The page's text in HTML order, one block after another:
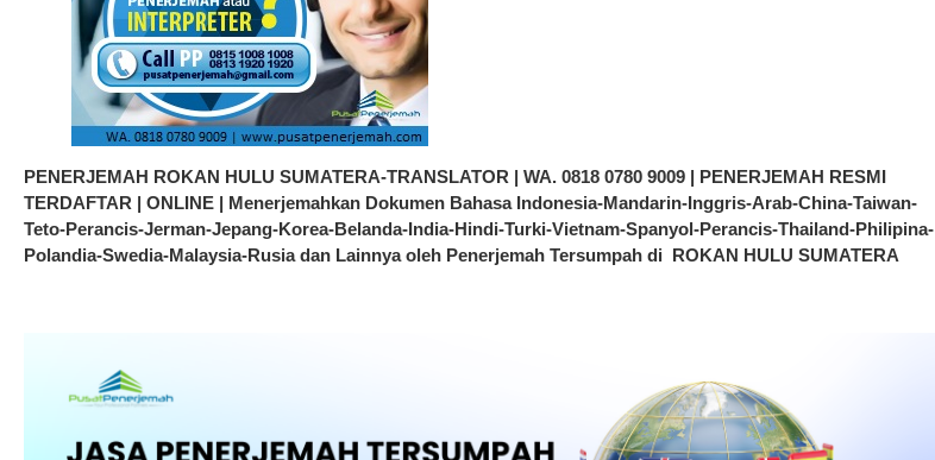
PENERJEMAH ROKAN HULU SUMATERA-TRANSLATOR | WA. 0818 0780 9009 | PENERJEMAH RESMI
TERDAFTAR | ONLINE | Menerjemahkan Dokumen Bahasa Indonesia-Mandarin-Inggris-Arab-China-Taiwan-
Teto-Perancis-Jerman-Jepang-Korea-Belanda-India-Hindi-Turki-Vietnam-Spanyol-Perancis-Thailand-Philipina-
Polandia-Swedia-Malaysia-Rusia dan Lainnya oleh Penerjemah Tersumpah di ROKAN HULU SUMATERA